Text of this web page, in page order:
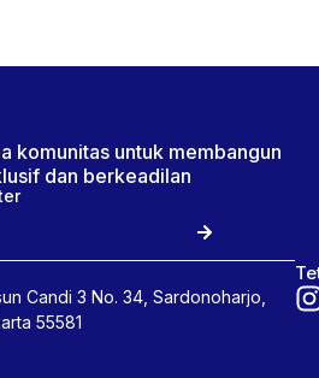
komunitas untuk membangun
dan berkeadilan
Candi 3 No. 34, Sardonoharjo,
55581